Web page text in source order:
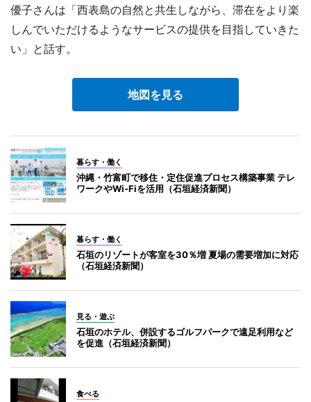
優子さんは「西表島の自然と共生しながら、滞在をより楽
しんでいただけるようなサービスの提供を目指していきた
い」と話す。
地図を見る
暮らす・働く
沖縄・竹富町で移住・定住促進プロセス構築事業 テレ
ワークやWi-Fiを活用（石垣経済新聞）
暮らす・働く
石垣のリゾートが客室を30％増 夏場の需要増加に対応
（石垣経済新聞）
見る・遊ぶ
石垣のホテル、併設するゴルフパークで遠足利用など
を促進（石垣経済新聞）
食べる